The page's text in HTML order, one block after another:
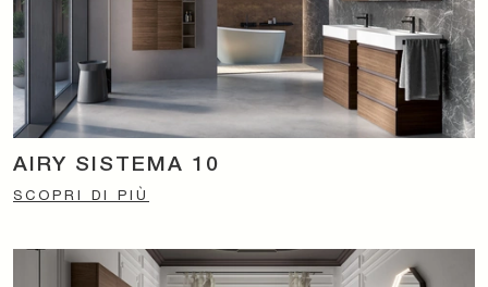
AIRY SISTEMA 10
SCOPRI DI PIÙ